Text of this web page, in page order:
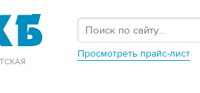
Просмотреть прайс-лист